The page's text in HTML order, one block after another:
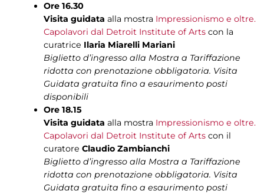
Ore 16.30
Visita guidata alla mostra Impressionismo e oltre.
Capolavori dal Detroit Institute of Artscon la
curatrice Ilaria Miarelli Mariani
Biglietto d’ingresso alla Mostra a Tariffazione
ridotta con prenotazione obbligatoria. Visita
Guidata gratuita fino a esaurimento posti
disponibili
Ore 18.15
Visita guidata alla mostra Impressionismo e oltre.
Capolavori dal Detroit Institute of Artscon il
curatore Claudio Zambianchi
Biglietto d’ingresso alla Mostra a Tariffazione
ridotta con prenotazione obbligatoria. Visita
Guidata gratuita fino a esaurimento posti